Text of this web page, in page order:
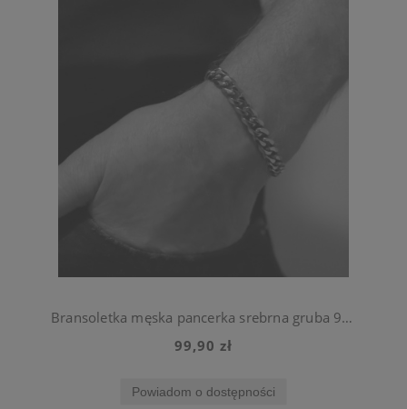
Bransoletka męska pancerka srebrna gruba 9 mm 18 cm, 21 cm lub 23 cm
99,90 zł
Powiadom o dostępności